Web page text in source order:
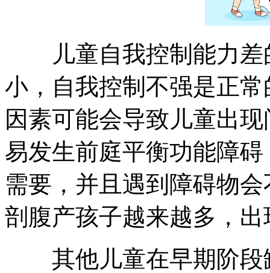
儿童自我控制能力差
小，自我控制不强是正
因素可能会导致儿童出
易发生前庭平衡功能障
需要，并且遇到障碍物
剖腹产孩子越来越多，
其他儿童在早期阶段